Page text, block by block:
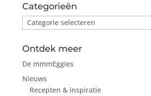
Categorieën
Categorieën
Ontdek meer
De mmmEggies
Nieuws
Recepten & inspiratie